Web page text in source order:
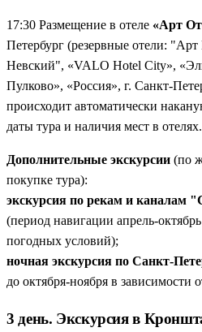
17:30 Размещение в отеле «Арт
Петербург (резервные отели:
Невский", «VALO Hotel City»,
Пулково», «Россия», г. Санкт-
происходит автоматически
даты тура и наличия мест в отелях.
Дополнительные экскурсии (по
покупке тура):
экскурсия по рекам и каналам
(период навигации апрель-
погодных условий);
ночная экскурсия по Санкт-
до октября-ноября в зависимости
3 день. Экскурсия в